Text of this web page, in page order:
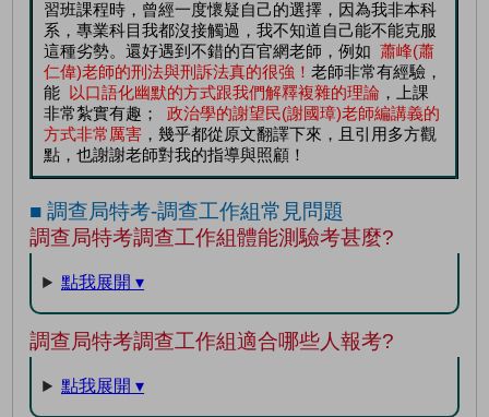
習班課程時，曾經一度懷疑自己的選擇，因為我非本科
系，專業科目我都沒接觸過，我不知道自己能不能克服
這種劣勢。還好遇到不錯的百官網老師，例如 蕭峰(蕭
仁偉)老師的刑法與刑訴法真的很強！老師非常有經驗，
能 以口語化幽默的方式跟我們解釋複雜的理論 ，上課
非常紮實有趣；
政治學的謝望民(謝國璋)老師編講義的
方式非常厲害 ，幾乎都從原文翻譯下來，且引用多方觀
點，也謝謝老師對我的指導與照顧！
■ 調查局特考-調查工作組常見問題
調查局特考調查工作組體能測驗考甚麼?
點我展開 ▾
調查局特考調查工作組適合哪些人報考?
點我展開 ▾